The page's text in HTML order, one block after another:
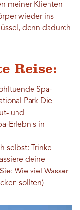
meiner Klienten
wieder ins
denn dadurch
Reise:
Spa-
Park Die
und
Erlebnis in
selbst: Trinke
deine
Wie viel Wasser
sollten)